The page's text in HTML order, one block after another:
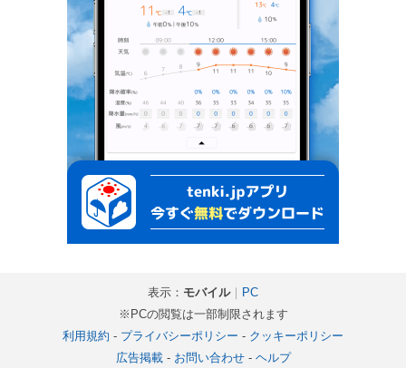
表示： モバイル｜ PC
※PCの閲覧は一部制限されます
利用規約 - プライバシーポリシー - クッキーポリシー
広告掲載- お問い合わせ- ヘルプ